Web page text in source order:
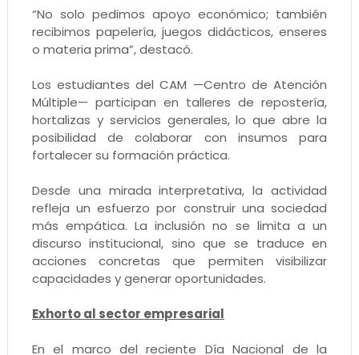
“No solo pedimos apoyo económico; también
recibimos papelería, juegos didácticos, enseres
o materia prima”, destacó.
Los estudiantes del CAM —Centro de Atención
Múltiple— participan en talleres de repostería,
hortalizas y servicios generales, lo que abre la
posibilidad de colaborar con insumos para
fortalecer su formación práctica.
Desde una mirada interpretativa, la actividad
refleja un esfuerzo por construir una sociedad
más empática. La inclusión no se limita a un
discurso institucional, sino que se traduce en
acciones concretas que permiten visibilizar
capacidades y generar oportunidades.
Exhorto al sector empresarial
En el marco del reciente Día Nacional de la